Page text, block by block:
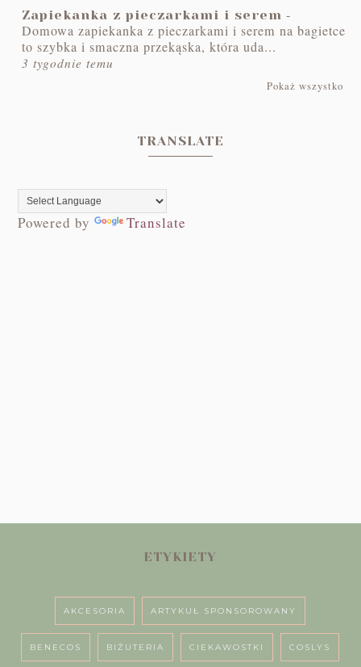
Zapiekanka z pieczarkami i serem -
Domowa zapiekanka z pieczarkami i serem na bagietce
to szybka i smaczna przekąska, która uda...
3 tygodnie temu
Pokaż wszystko
TRANSLATE
Powered by Translate
ETYKIETY
AKCESORIA ARTYKUŁ SPONSOROWANY
BENECOS BIŻUTERIA CIEKAWOSTKI COSLYS